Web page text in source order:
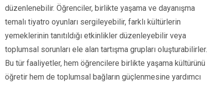
düzenlenebilir. Öğrenciler, birlikte yaşama ve dayanışma
temalı tiyatro oyunları sergileyebilir, farklı kültürlerin
yemeklerinin tanıtıldığı etkinlikler düzenleyebilir veya
toplumsal sorunları ele alan tartışma grupları oluşturabilirler.
Bu tür faaliyetler, hem öğrencilere birlikte yaşama kültürünü
öğretir hem de toplumsal bağların güçlenmesine yardımcı